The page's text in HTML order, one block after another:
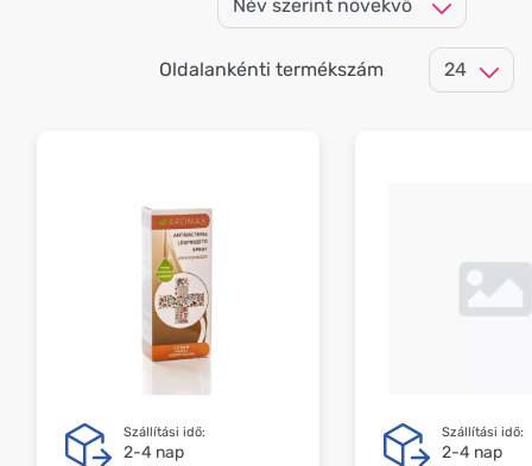
Oldalankénti termékszám
Szállítási idő:
2-4 nap
Szállítási idő:
2-4 nap